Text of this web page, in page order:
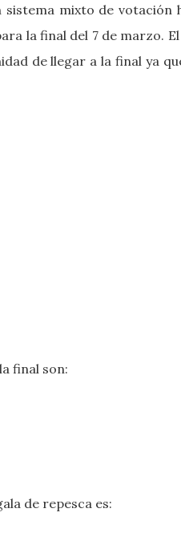
mixto de votación
la final del 7 de marzo.
de llegar a la final ya
final son:
de repesca es: